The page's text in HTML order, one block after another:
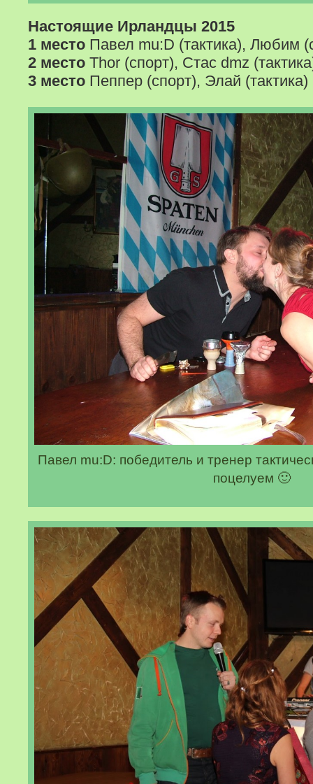
Настоящие Ирландцы 2015
1 место Павел mu:D (тактика), Любим
2 место Thor (спорт), Стас dmz
3 место Пеппер (спорт), Элай (тактика)
Павел mu:D: победитель и тренер
поцелуем 🙂